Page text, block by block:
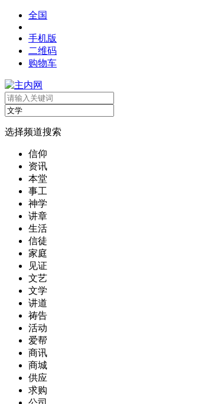
全国
手机版
二维码
购物车
选择频道搜索
信仰
资讯
本堂
事工
神学
讲章
生活
信徒
家庭
见证
文艺
文学
讲道
祷告
活动
爱帮
商讯
商城
供应
求购